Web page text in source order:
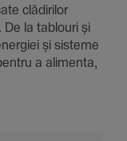
clădi­rilor
De la tablouri și
și sisteme
a alimenta,